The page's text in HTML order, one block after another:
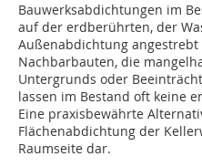
Bauwerksabdichtungen im
auf der erdberührten, der
Außenabdichtung
Nachbarbauten, die
Untergrunds oder
lassen im Bestand oft keine
Eine praxisbewährte
Flächenabdichtung der
Raumseite dar.